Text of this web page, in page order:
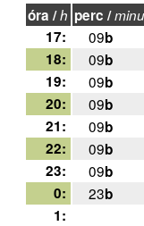
óra /h perc /
17: 09b
18:
09b
19:
09b
20:
09b
21:
09b
22:
09b
23:
09b
0:
23b
1: